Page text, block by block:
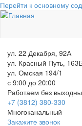
Перейти к основному
ул. 22 Декабря, 92А
ул. Красный Путь,
ул. Омская 194/1
с 9:00 до 20:00
Работаем без
+7 (3812) 380-330
Многоканальный
Закажите звонок